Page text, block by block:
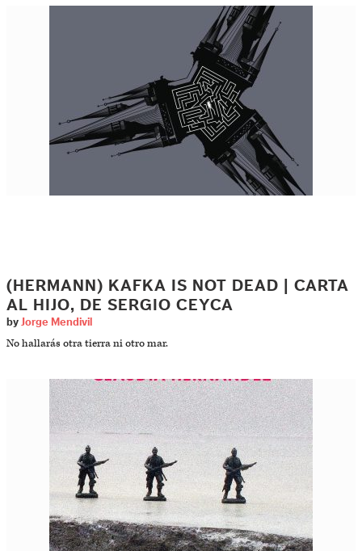
(HERMANN) KAFKA IS NOT DEAD | CARTA
AL HIJO, DE SERGIO CEYCA
by Jorge Mendivil
No hallarás otra tierra ni otro mar.